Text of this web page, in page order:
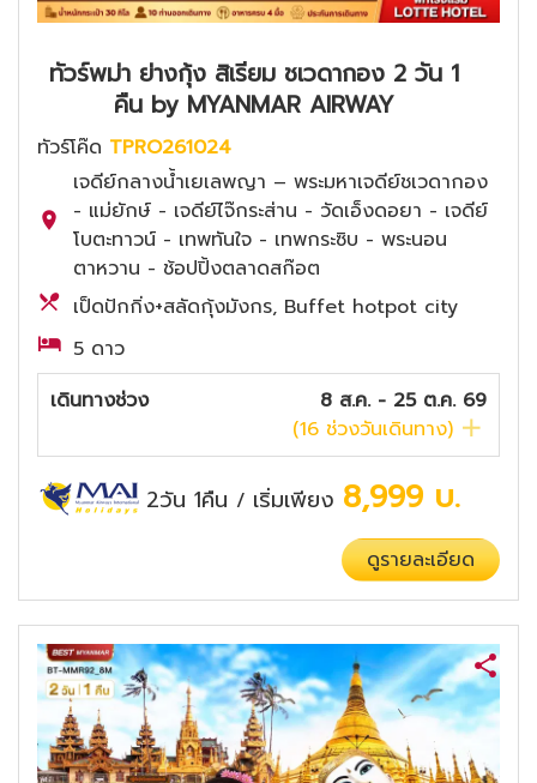
ทัวร์พม่า ย่างกุ้ง สิเรียม ชเวดากอง 2 วัน 1
คืน by MYANMAR AIRWAY
ทัวร์โค๊ด TPRO261024
เจดีย์กลางน้ำเยเลพญา – พระมหาเจดีย์ชเวดากอง
- แม่ยักษ์ - เจดีย์ไจ๊กระส่าน - วัดเอ็งดอยา - เจดีย์
โบตะทาวน์ - เทพทันใจ - เทพกระซิบ - พระนอน
ตาหวาน - ช้อปปิ้งตลาดสก๊อต
เป็ดปักกิ่ง+สลัดกุ้งมังกร, Buffet hotpot city
5 ดาว
เดินทางช่วง
8 ส.ค. - 25 ต.ค. 69
(16 ช่วงวันเดินทาง)
2วัน 1คืน / เริ่มเพียง 8,999 บ.
ดูรายละเอียด